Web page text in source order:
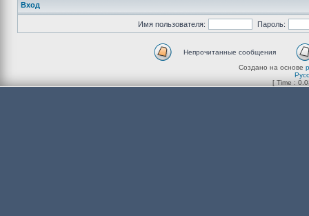
Вход
Имя пользователя: Пароль:
Непрочитанные сообщения
Создано на основе
[ Time :